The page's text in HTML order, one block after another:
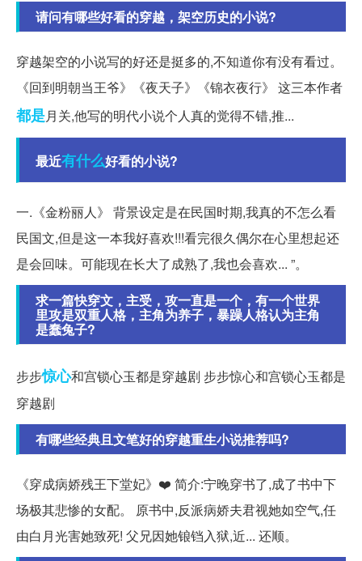
请问有哪些好看的穿越，架空历史的小说?
穿越架空的小说写的好还是挺多的,不知道你有没有看过。
《回到明朝当王爷》《夜天子》《锦衣夜行》 这三本作者
都是月关,他写的明代小说个人真的觉得不错,推...
最近有什么好看的小说?
一.《金粉丽人》 背景设定是在民国时期,我真的不怎么看
民国文,但是这一本我好喜欢!!!看完很久偶尔在心里想起还
是会回味。可能现在长大了成熟了,我也会喜欢... ”。
求一篇快穿文，主受，攻一直是一个，有一个世界
里攻是双重人格，主角为养子，暴躁人格认为主角
是蠢兔子?
步步惊心和宫锁心玉都是穿越剧 步步惊心和宫锁心玉都是
穿越剧
有哪些经典且文笔好的穿越重生小说推荐吗?
《穿成病娇残王下堂妃》❤️ 简介:宁晚穿书了,成了书中下
场极其悲惨的女配。 原书中,反派病娇夫君视她如空气,任
由白月光害她致死! 父兄因她锒铛入狱,近... 还顺。